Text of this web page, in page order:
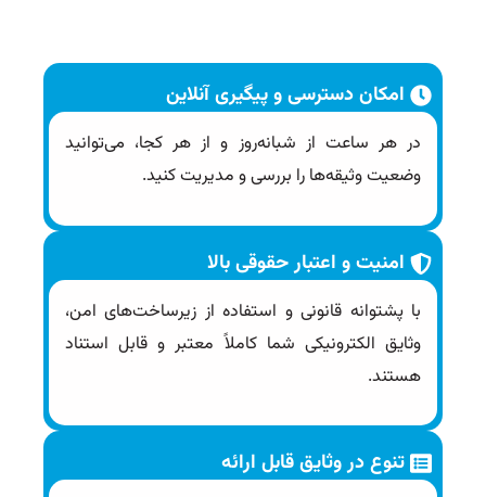
امکان دسترسی و پیگیری آنلاین
در هر ساعت از شبانه‌روز و از هر کجا، می‌توانید
وضعیت وثیقه‌ها را بررسی و مدیریت کنید.
امنیت و اعتبار حقوقی بالا
با پشتوانه قانونی و استفاده از زیرساخت‌های امن،
وثایق الکترونیکی شما کاملاً معتبر و قابل استناد
هستند.
تنوع در وثایق قابل ارائه